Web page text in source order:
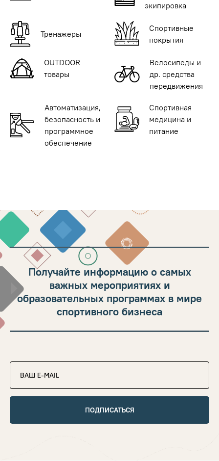
экипировка
Тренажеры
Спортивные
покрытия
OUTDOOR
товары
Велосипеды и
др. средства
передвижения
Автоматизация,
безопасность и
программное
обеспечение
Спортивная
медицина и
питание
Получайте информацию о самых
важных мероприятиях и
образовательных программах в мире
спортивного бизнеса
ПОДПИСАТЬСЯ